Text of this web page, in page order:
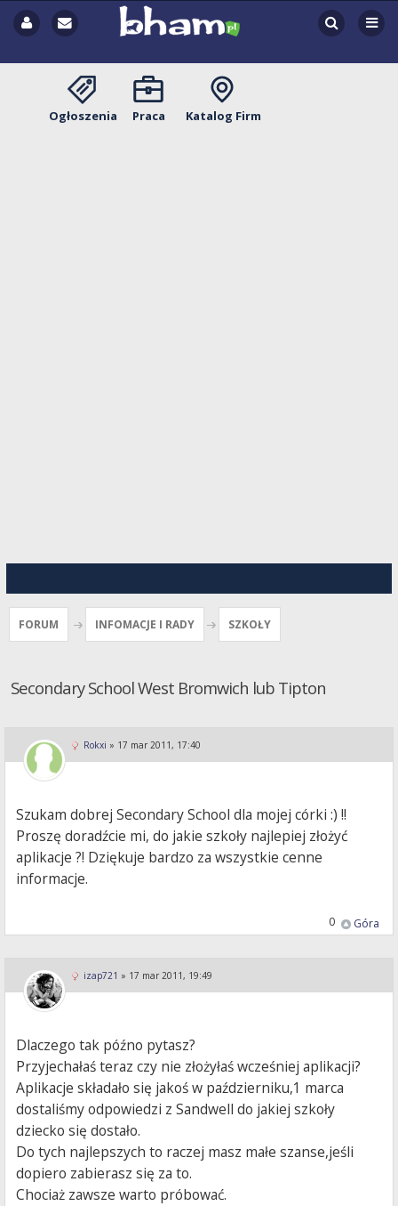
Ogłoszenia Praca Katalog Firm
FORUM INFOMACJE I RADY SZKOŁY
Secondary School West Bromwich lub Tipton
Rokxi » 17 mar 2011, 17:40
Szukam dobrej Secondary School dla mojej córki :) !!
Proszę doradźcie mi, do jakie szkoły najlepiej złożyć
aplikacje ?! Dziękuje bardzo za wszystkie cenne
informacje.
Góra
0
izap721 » 17 mar 2011, 19:49
Dlaczego tak późno pytasz?
Przyjechałaś teraz czy nie złożyłaś wcześniej aplikacji?
Aplikacje składało się jakoś w październiku,1 marca
dostaliśmy odpowiedzi z Sandwell do jakiej szkoły
dziecko się dostało.
Do tych najlepszych to raczej masz małe szanse,jeśli
dopiero zabierasz się za to.
Chociaż zawsze warto próbować.